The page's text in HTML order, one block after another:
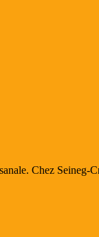
Chez Seineg-